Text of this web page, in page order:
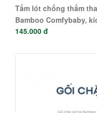
Tấm lót chống thấm
Bamboo Comfybaby,
S
145.000 đ